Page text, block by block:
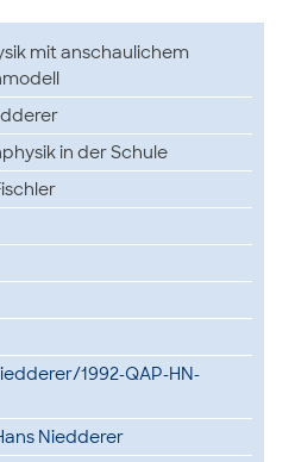
mit anschaulichem
in der Schule
1992-QAP-HN-
Niedderer